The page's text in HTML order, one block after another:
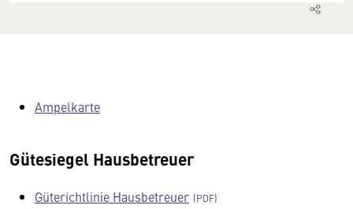
Ampelkarte
Gütesiegel Hausbetreuer
Güterichtlinie Hausbetreuer